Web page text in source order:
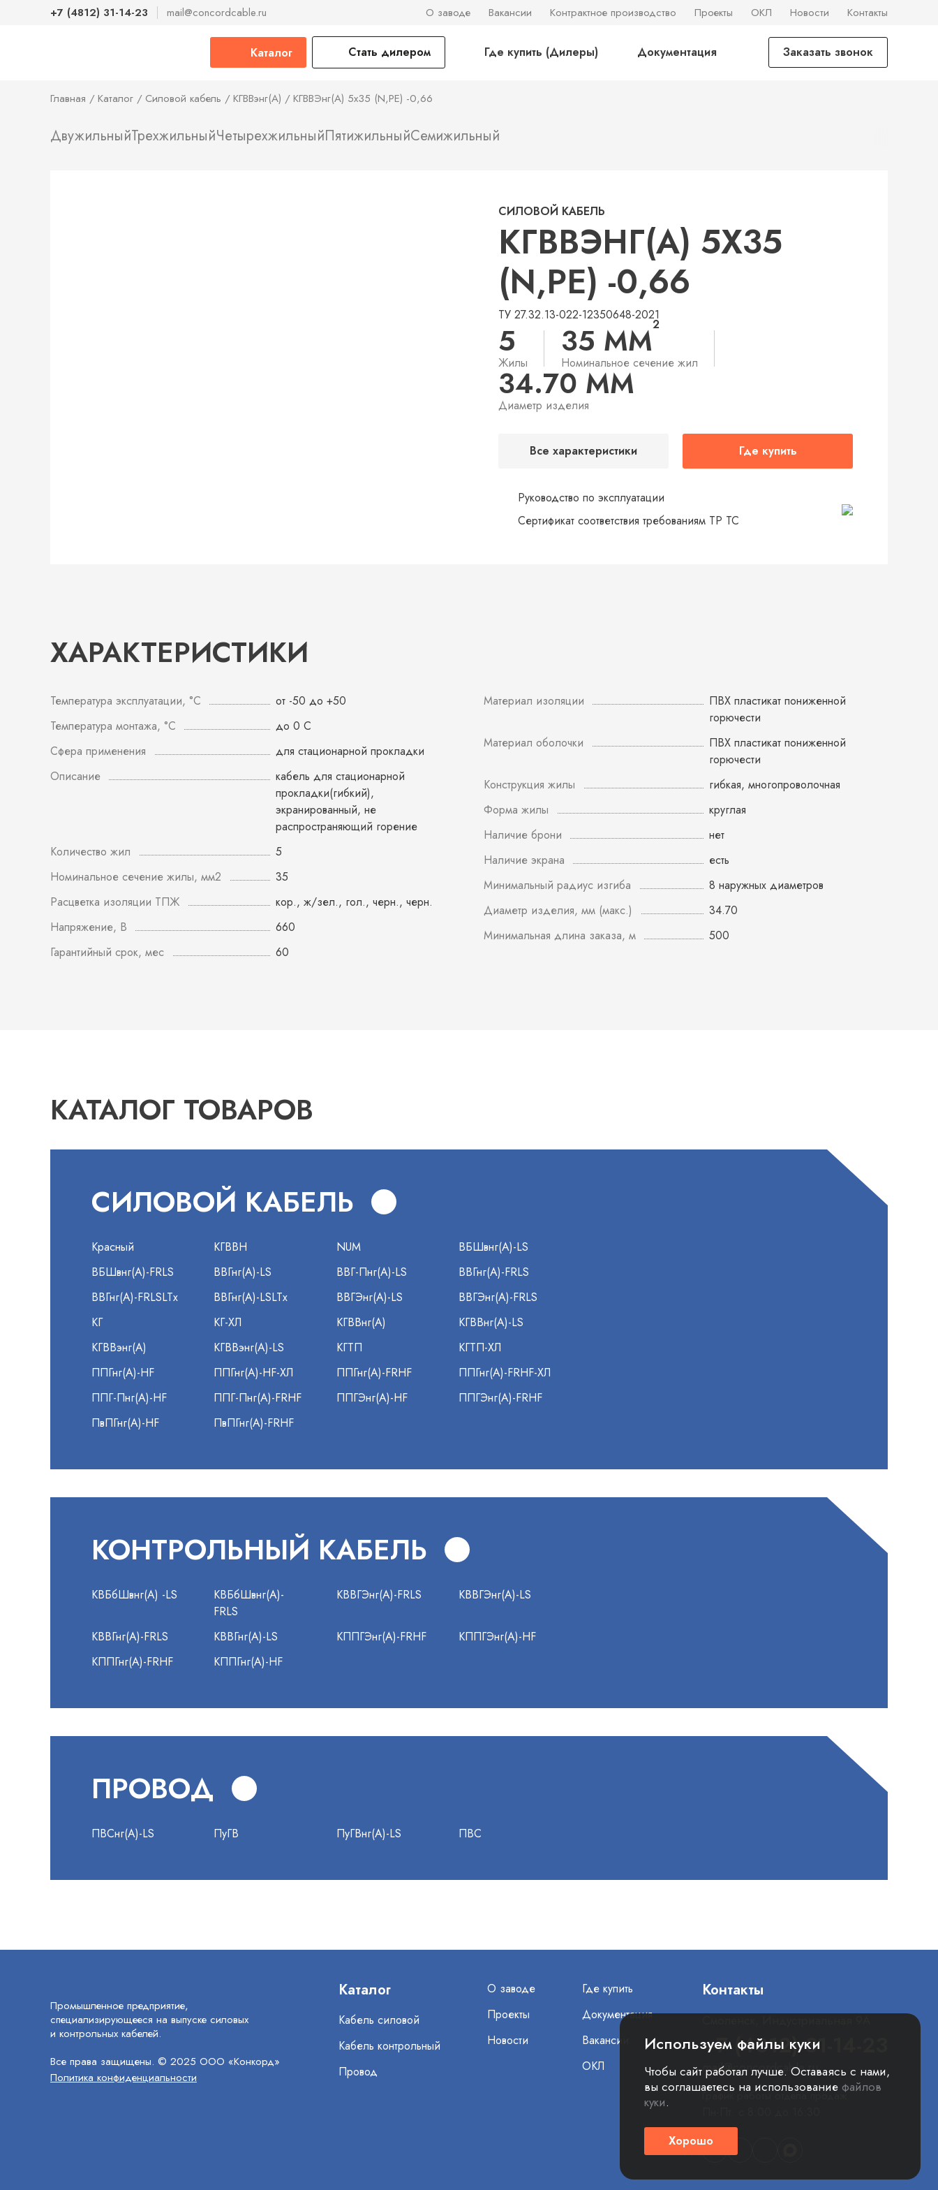
+7 (4812) 31-14-23 mail@concordcable.ru О заводе Вакансии Контрактное производство Проекты ОКЛ Новости Контакты
Каталог Стать дилером Где купить (Дилеры) Документация Заказать звонок
Главная Каталог Силовой кабель КГВВэнг(А) КГВВЭнг(А) 5х35 (N,PE) -0,66
ДвужильныйТрехжильныйЧетырехжильныйПятижильныйСемижильный
СИЛОВОЙ КАБЕЛЬ
КГВВЭНГ(А) 5Х35
(N,PE) -0,66
ТУ 27.32.13-022-12350648-2021
5
Жилы
35 ММ2
Номинальное сечение жил
34.70 ММ
Диаметр изделия
Все характеристики Где купить
Руководство по эксплуатации
Сертификат соответствия требованиям ТР ТС
ХАРАКТЕРИСТИКИ
Температура эксплуатации, °С
от -50 до +50
Температура монтажа, °С
до 0 С
Сфера применения
для стационарной прокладки
Описание
кабель для стационарной
прокладки(гибкий),
экранированный, не
распространяющий горение
Количество жил
5
Номинальное сечение жилы, мм2
35
Расцветка изоляции ТПЖ
кор., ж/зел., гол., черн., черн.
Напряжение, В
660
Гарантийный срок, мес
60
Материал изоляции
ПВХ пластикат пониженной
горючести
Материал оболочки
ПВХ пластикат пониженной
горючести
Конструкция жилы
гибкая, многопроволочная
Форма жилы
круглая
Наличие брони
нет
Наличие экрана
есть
Минимальный радиус изгиба
8 наружных диаметров
Диаметр изделия, мм (макс.)
34.70
Минимальная длина заказа, м
500
КАТАЛОГ ТОВАРОВ
СИЛОВОЙ КАБЕЛЬ
Красный КГВВН NUM
ВБШвнг(А)-LS
ВБШвнг(А)-FRLS
ВВГнг(А)-LS ВВГ-Пнг(А)-LS
ВВГнг(А)-FRLS
ВВГнг(А)-FRLSLTx
ВВГнг(А)-LSLTx ВВГЭнг(А)-LS
ВВГЭнг(А)-FRLS
КГ
КГ-ХЛ КГВВнг(А)
КГВВнг(А)-LS
КГВВэнг(А)
КГВВэнг(А)-LS КГТП
КГТП-ХЛ
ППГнг(А)-HF
ППГнг(А)-HF-ХЛ ППГнг(А)-FRHF
ППГнг(А)-FRHF-ХЛ
ППГ-Пнг(А)-HF
ППГ-Пнг(А)-FRHF ППГЭнг(А)-HF
ППГЭнг(А)-FRHF
ПвПГнг(А)-HF
ПвПГнг(А)-FRHF
КОНТРОЛЬНЫЙ КАБЕЛЬ
КВБбШвнг(А) -LS
КВБбШвнг(А)-
FRLS
КВВГЭнг(А)-FRLS КВВГЭнг(А)-LS
КВВГнг(А)-FRLS КВВГнг(А)-LS КППГЭнг(А)-FRHF
КППГЭнг(А)-HF
КППГнг(А)-FRHF
КППГнг(А)-HF
ПРОВОД
ПВСнг(А)-LS ПуГВ ПуГВнг(А)-LS ПВС
Промышленное предприятие,
специализирующееся на выпуске силовых
и контрольных кабелей.
Все права защищены. © 2025 ООО «Конкорд»
Политика конфиденциальности
Каталог
Кабель силовой
Кабель контрольный
Провод
О заводе
Проекты
Новости
Где купить
Документация
Вакансии
ОКЛ
Контакты
+7 (4812) 31-14-23
mail@concordcable.ru
График работы отдела продаж
Используем файлы куки
Чтобы сайт работал лучше. Оставаясь с нами,
вы соглашаетесь на использование файлов
куки.
Хорошо